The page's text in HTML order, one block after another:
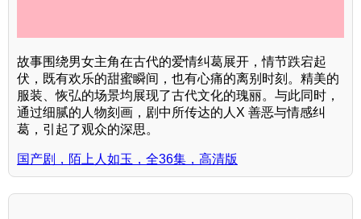
故事围绕男女主角在古代的爱情纠葛展开，情节跌宕起
伏，既有欢乐的甜蜜瞬间，也有心痛的离别时刻。精美的
服装、恢弘的场景均展现了古代文化的瑰丽。与此同时，
通过细腻的人物刻画，剧中所传达的人X 善恶与情感纠
葛，引起了观众的深思。
国产剧，陌上人如玉，全36集，高清版